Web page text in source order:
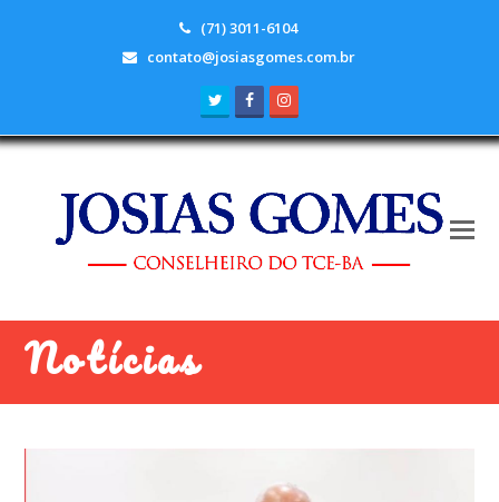
(71) 3011-6104
contato@josiasgomes.com.br
TwitterFacebook
Notícias